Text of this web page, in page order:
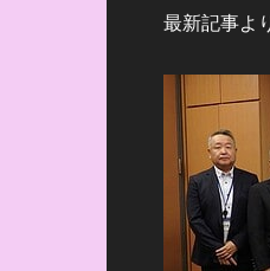
最新記事よ